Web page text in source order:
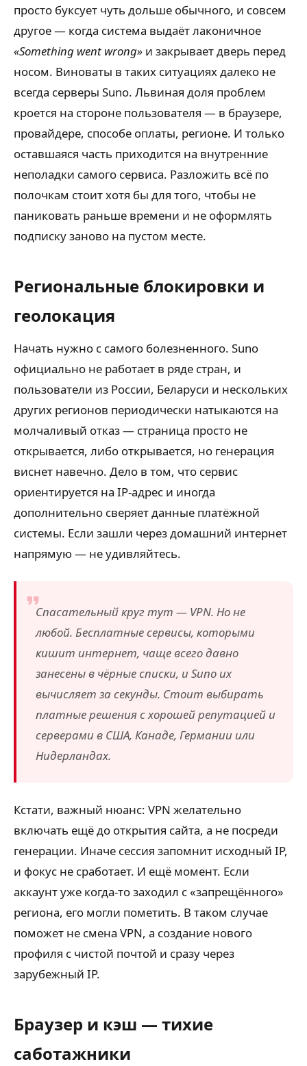
просто буксует чуть дольше обычного, и совсем
другое — когда система выдаёт лаконичное
«Something went wrong» и закрывает дверь перед
носом. Виноваты в таких ситуациях далеко не
всегда серверы Suno. Львиная доля проблем
кроется на стороне пользователя — в браузере,
провайдере, способе оплаты, регионе. И только
оставшаяся часть приходится на внутренние
неполадки самого сервиса. Разложить всё по
полочкам стоит хотя бы для того, чтобы не
паниковать раньше времени и не оформлять
подписку заново на пустом месте.
Региональные блокировки и
геолокация
Начать нужно с самого болезненного. Suno
официально не работает в ряде стран, и
пользователи из России, Беларуси и нескольких
других регионов периодически натыкаются на
молчаливый отказ — страница просто не
открывается, либо открывается, но генерация
виснет навечно. Дело в том, что сервис
ориентируется на IP-адрес и иногда
дополнительно сверяет данные платёжной
системы. Если зашли через домашний интернет
напрямую — не удивляйтесь.
Спасательный круг тут — VPN. Но не
любой. Бесплатные сервисы, которыми
кишит интернет, чаще всего давно
занесены в чёрные списки, и Suno их
вычисляет за секунды. Стоит выбирать
платные решения с хорошей репутацией и
серверами в США, Канаде, Германии или
Нидерландах.
Кстати, важный нюанс: VPN желательно
включать ещё до открытия сайта, а не посреди
генерации. Иначе сессия запомнит исходный IP,
и фокус не сработает. И ещё момент. Если
аккаунт уже когда-то заходил с «запрещённого»
региона, его могли пометить. В таком случае
поможет не смена VPN, а создание нового
профиля с чистой почтой и сразу через
зарубежный IP.
Браузер и кэш — тихие
саботажники